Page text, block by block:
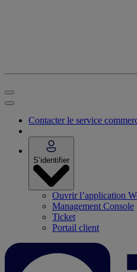
Contacter le service
S’identifier
Ouvrir l’application
Management Console
Ticket
Portail client